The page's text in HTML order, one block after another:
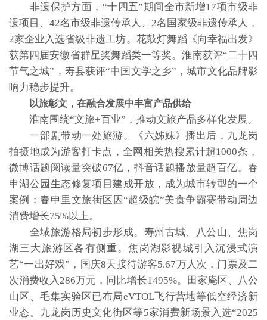
非遗保护方面，“十四五”期间全市新增17项市级非
遗项目、42名市级非遗传承人、2名国家级非遗传承人，
2家企业入选省级非遗工坊。花鼓灯舞蹈《向幸福出发》
获第四届安徽省群星奖舞蹈类一等奖。淮南获评“二十四
节气之城”，寿县获评“中国文学之乡”，城市文化品牌影
响力稳步提升。
以旅彰文，在融合发展中丰富产品供给
淮南围绕“文旅+百业”，推动文旅产品多样化发展。
一部剧带动一处旅游。《六姊妹》播出后，九龙岗
拍摄地成为游客打卡点，全网相关热搜累计超1000条，
微博话题阅读量突破67亿，抖音话题播放量超百亿。春
申湖公园生态修复项目建成开放，成为城市转型的一个
案例；春申里文旅街区因“超级皖”美食争霸赛带动周边
消费增长75%以上。
全域旅游格局初步形成。寿州古城、八公山、焦岗
湖三大旅游区各有侧重。焦岗湖影视城引入沉浸式演
艺“一出好戏”，国庆8天接待游客5.67万人次，门票及二
次消费收入286万元，同比增长1495%。田家庵区、八公
山区、毛集实验区已布局eVTOL飞行营地等低空经济新
业态。九龙岗历史文化街区等5家消费新场景入选“2025